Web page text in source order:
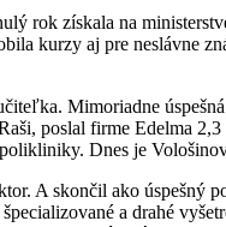
rok získala na
kurzy aj pre neslávne
Mimoriadne
poslal firme Edelma
Dnes je
A skončil ako úspešný
a drahé